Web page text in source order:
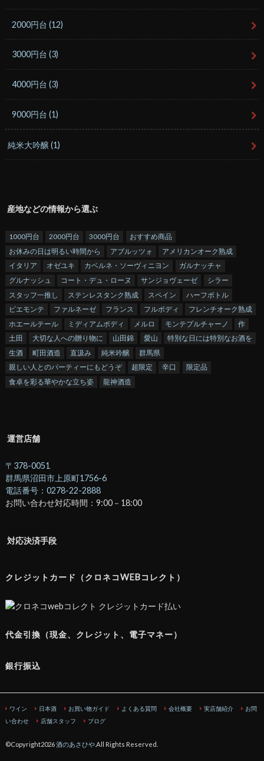
2000円台(12)
3000円台(3)
4000円台(3)
9000円台(1)
純米大吟醸(1)
産地などの情報から選ぶ
1000円台 2000円台 3000円台
おすすめ商品
お休みの日は明るい時間から
アブルッツォ
アメリカンオーク熟成
イタリア
オゼユキ カベルネ・ソーヴィニヨン
ガルナッチャ
グルナッシュ
コート・デュ・ローヌ サンジョヴェーゼ
シラー
スタッフ一推し
ステンレスタンク熟成 スペイン
ハーフボトル
ピエモンテ
ファルネーゼ フランス フルボディ
フレンチオーク熟成
ホエールテール
ミディアムボディ メルロ モンテプルチャーノ
作
土田
大切な人への贈り物に 山田錦 愛山
特別な日には特別なお酒を
生酒
町田酒造 直汲み 純米吟醸
群馬県
親しい人とのパーティーにもどうぞ
超限定 辛口
限定品
食卓を彩る華やかな立ち姿
龍神酒造
運営店舗
〒378-0051
群馬県沼田市上原町1756-6
電話番号：0278-22-2888
お問い合わせ対応時間：9:00－18:00
対応決済手段
クレジットカード（クロネコWEBコレクト）
代金引換（現金、クレジット、電子マネー）
銀行振込
ワイン 日本酒 お買い物ガイド よくある質問 会社概要 実店舗紹介
お問
い合わせ
店舗スタッフ ブログ
©Copyright2026酒のあさひや.All Rights Reserved.